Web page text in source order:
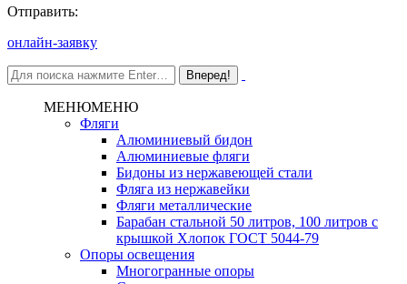
Отправить:
онлайн-заявку
МЕНЮМЕНЮ
Фляги
Алюминиевый бидон
Алюминиевые фляги
Бидоны из нержавеющей стали
Фляга из нержавейки
Фляги металлические
Барабан стальной 50 литров, 100 литров с
крышкой Хлопок ГОСТ 5044-79
Опоры освещения
Многогранные опоры